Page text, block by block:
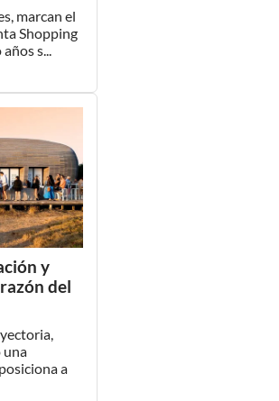
marcan el
Shopping
s...
y
del
una
a